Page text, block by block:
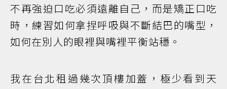
不再強迫口吃必須遠離自己，而是矯正口吃
時，練習如何拿捏呼吸與不斷結巴的嘴型，
如何在別人的眼裡與嘴裡平衡站穩。
我在台北租過幾次頂樓加蓋，極少看到天